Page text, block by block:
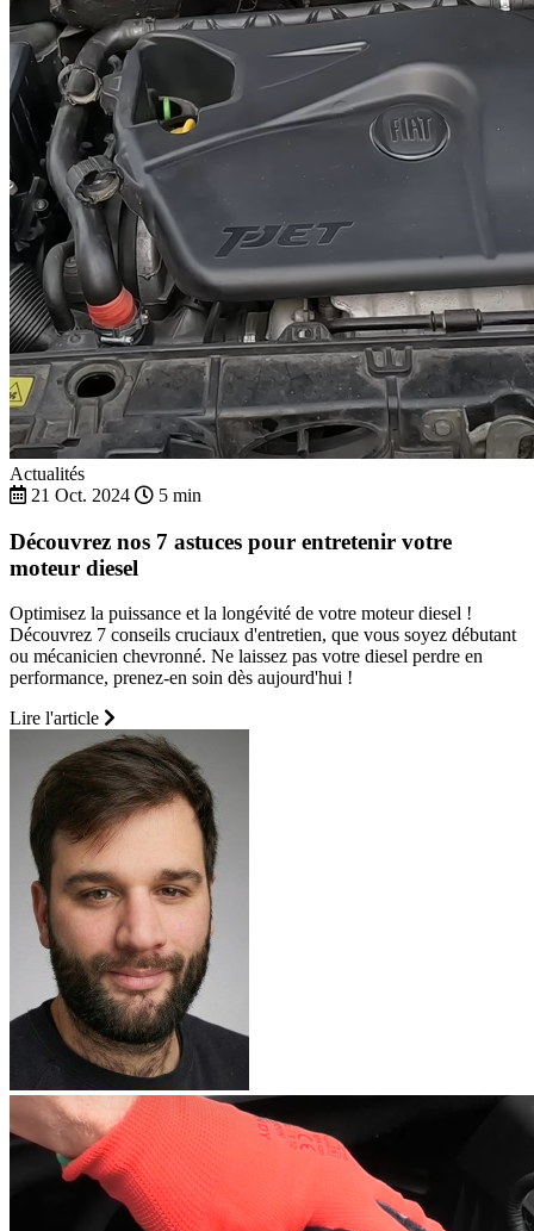
Actualités
21 Oct. 2024
5 min
Découvrez nos 7 astuces pour entretenir votre
moteur diesel
Optimisez la puissance et la longévité de votre moteur diesel !
Découvrez 7 conseils cruciaux d'entretien, que vous soyez débutant
ou mécanicien chevronné. Ne laissez pas votre diesel perdre en
performance, prenez-en soin dès aujourd'hui !
Lire l'article